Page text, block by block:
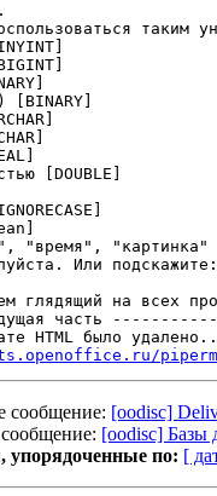
[DOUBLE]
"время", "картинка"
Или
глядящий на всех
часть -----------
HTML было
сообщение: [oodisc]
[oodisc]
упорядоченные по: [